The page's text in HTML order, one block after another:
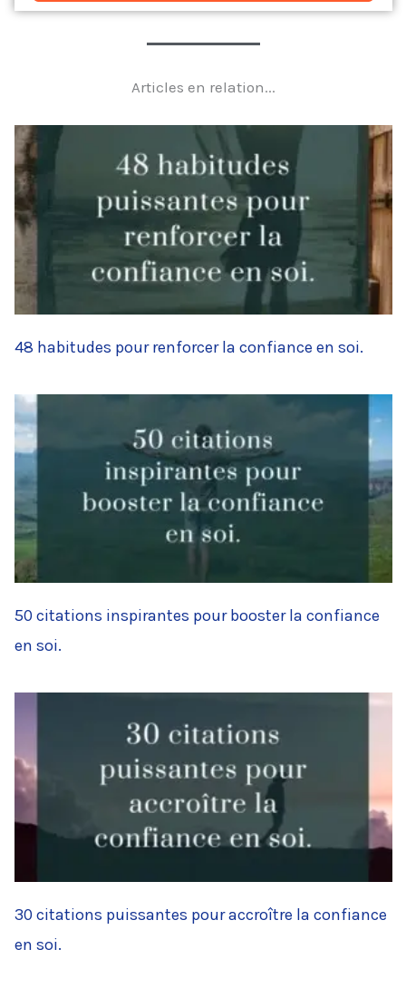
Articles en relation...
48 habitudes pour renforcer la confiance en soi.
50 citations inspirantes pour booster la confiance
en soi.
30 citations puissantes pour accroître la confiance
en soi.